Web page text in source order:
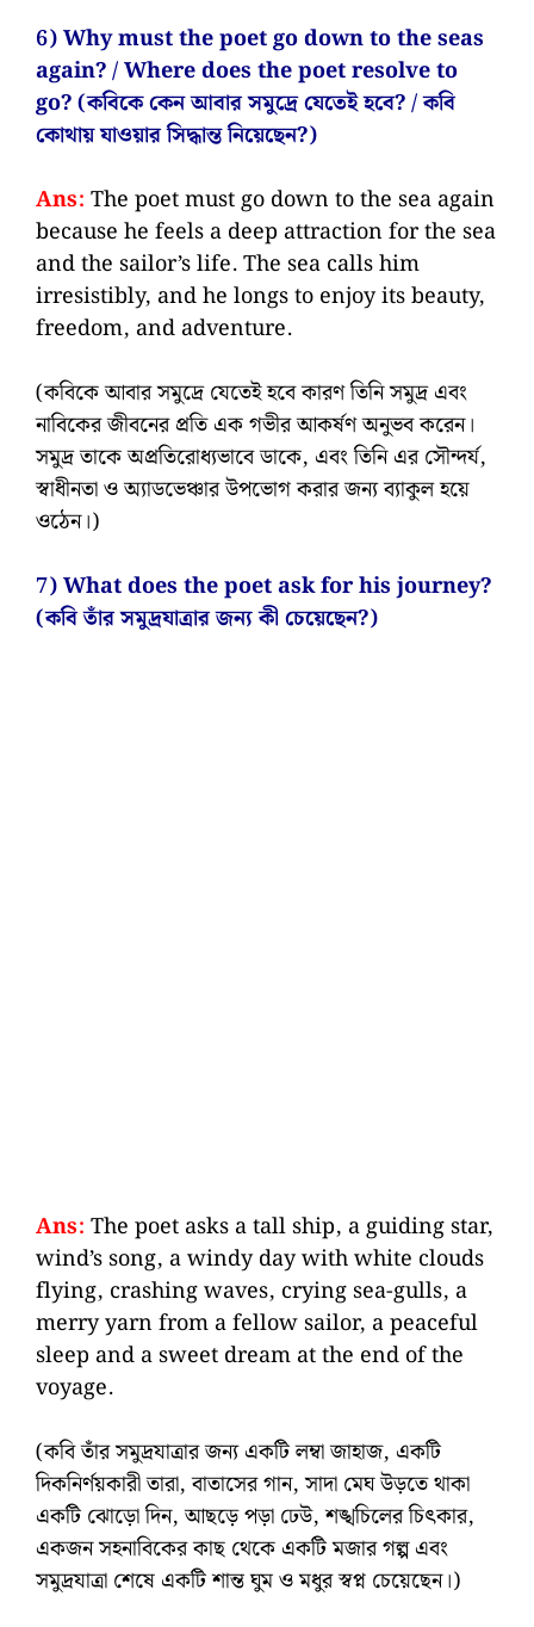
6) Why must the poet go down to the seas
again? / Where does the poet resolve to
go? (কবিকে কেন আবার সমুদ্রে যেতেই হবে? / কবি
কোথায় যাওয়ার সিদ্ধান্ত নিয়েছেন?)
Ans: The poet must go down to the sea again
because he feels a deep attraction for the sea
and the sailor’s life. The sea calls him
irresistibly, and he longs to enjoy its beauty,
freedom, and adventure.
(কবিকে আবার সমুদ্রে যেতেই হবে কারণ তিনি সমুদ্র এবং
নাবিকের জীবনের প্রতি এক গভীর আকর্ষণ অনুভব করেন।
সমুদ্র তাকে অপ্রতিরোধ্যভাবে ডাকে, এবং তিনি এর সৌন্দর্য,
স্বাধীনতা ও অ্যাডভেঞ্চার উপভোগ করার জন্য ব্যাকুল হয়ে
ওঠেন।)
7) What does the poet ask for his journey?
(কবি তাঁর সমুদ্রযাত্রার জন্য কী চেয়েছেন?)
Ans: The poet asks a tall ship, a guiding star,
wind’s song, a windy day with white clouds
flying, crashing waves, crying sea-gulls, a
merry yarn from a fellow sailor, a peaceful
sleep and a sweet dream at the end of the
voyage.
(কবি তাঁর সমুদ্রযাত্রার জন্য একটি লম্বা জাহাজ, একটি
দিকনির্ণয়কারী তারা, বাতাসের গান, সাদা মেঘ উড়তে থাকা
একটি ঝোড়ো দিন, আছড়ে পড়া ঢেউ, শঙ্খচিলের চিৎকার,
একজন সহনাবিকের কাছ থেকে একটি মজার গল্প এবং
সমুদ্রযাত্রা শেষে একটি শান্ত ঘুম ও মধুর স্বপ্ন চেয়েছেন।)